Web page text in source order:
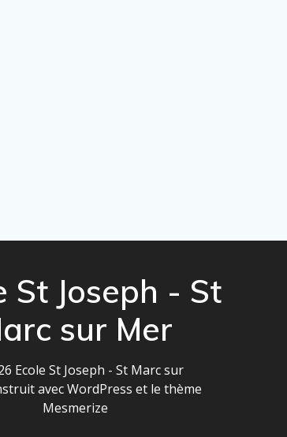
St Joseph - St
sur Mer
Ecole St Joseph - St Marc sur
avec WordPress et le thème
Mesmerize